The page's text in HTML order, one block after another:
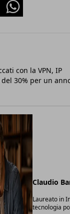
con la VPN, IP
del 30% per un
Claudio
Laureato in
tecnologia